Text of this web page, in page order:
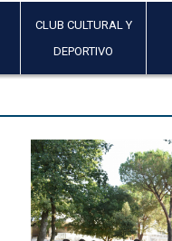
CLUB CULTURAL Y
DEPORTIVO